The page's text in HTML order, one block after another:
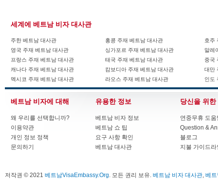
세계에 베트남 비자 대사관
주한 베트남 대사관
영국 주재 베트남 대사관
프랑스 주재 베트남 대사관
캐나다 주재 베트남 대사관
멕시코 주재 베트남 대사관
홍콩 주재 베트남 대사관
싱가포르 주재 베트남 대사관
태국 주재 베트남 대사관
캄보디아 주재 베트남 대사관
라오스 주재 베트남 대사관
호주
말레
중국
대만
인도
베트남 비자에 대해
왜 우리를 선택합니까?
이용약관
개인 정보 정책
문의하기
유용한 정보
베트남 비자 정보
베트남 쇼 팁
요구 사항 확인
베트남 대사관
당신을 위한
연중무휴 도움
Question &
블로그
지불 가이드라
저작권 © 2021 베트남VisaEmbassy.Org. 모든 권리 보유. 베트남 비자 대사관, 베